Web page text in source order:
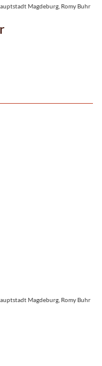
Magdeburg, Romy Buhr
Magdeburg, Romy Buhr